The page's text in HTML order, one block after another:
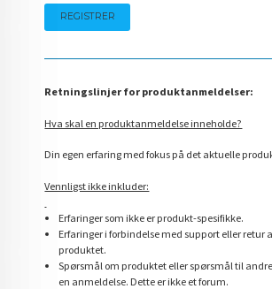
Retningslinjer for produktanmeldelser:
Hva skal en produktanmeldelse inneholde?
Din egen erfaring med fokus på det aktuelle
Vennligst ikke inkluder:
Erfaringer som ikke er produkt-spesifikke.
Erfaringer i forbindelse med support eller retur
produktet.
Spørsmål om produktet eller spørsmål til
en anmeldelse. Dette er ikke et forum.